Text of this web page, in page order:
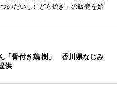
のだいし）どら焼き」の販売を始
「骨付き鶏 樹」 香川県なじみ
供